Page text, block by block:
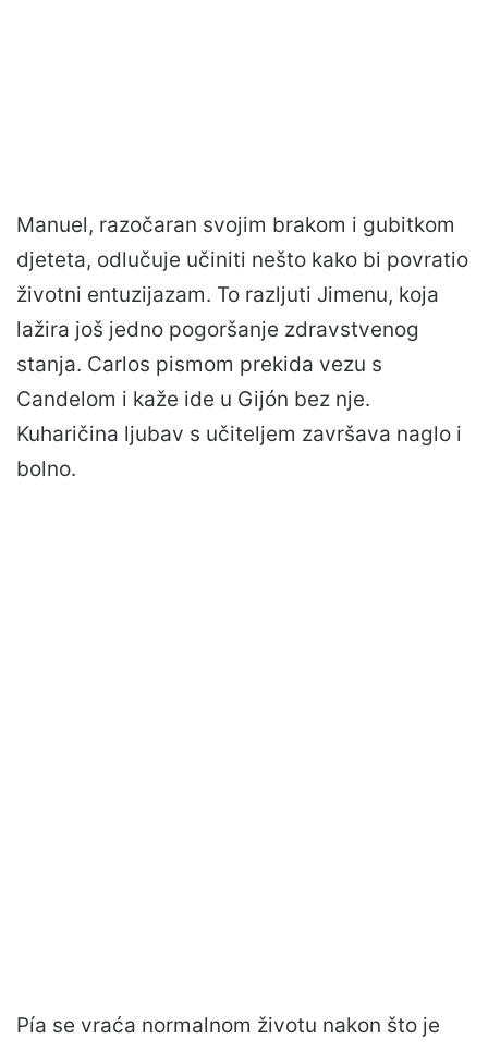
Manuel, razočaran svojim brakom i gubitkom
djeteta, odlučuje učiniti nešto kako bi povratio
životni entuzijazam. To razljuti Jimenu, koja
lažira još jedno pogoršanje zdravstvenog
stanja. Carlos pismom prekida vezu s
Candelom i kaže ide u Gijón bez nje.
Kuharičina ljubav s učiteljem završava naglo i
bolno.
Pía se vraća normalnom životu nakon što je